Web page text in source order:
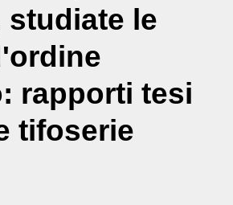
studiate le
rapporti tesi
tifoserie